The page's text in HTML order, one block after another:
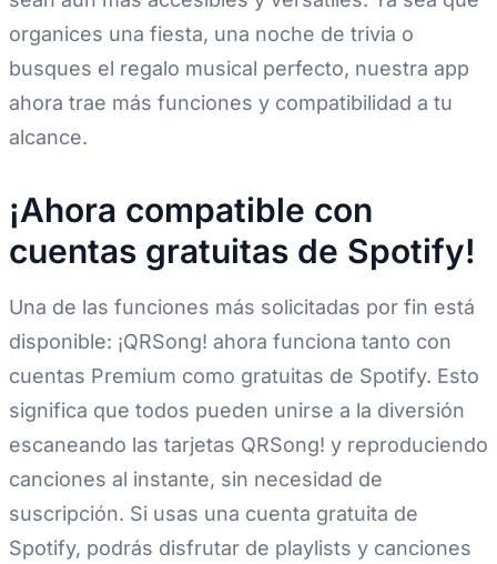
organices una fiesta, una noche de trivia o
busques el regalo musical perfecto, nuestra app
ahora trae más funciones y compatibilidad a tu
alcance.
¡Ahora compatible con
cuentas gratuitas de Spotify!
Una de las funciones más solicitadas por fin está
disponible: ¡QRSong! ahora funciona tanto con
cuentas Premium como gratuitas de Spotify. Esto
significa que todos pueden unirse a la diversión
escaneando las tarjetas QRSong! y reproduciendo
canciones al instante, sin necesidad de
suscripción. Si usas una cuenta gratuita de
Spotify, podrás disfrutar de playlists y canciones